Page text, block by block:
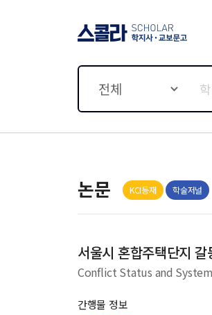
전체
논문 KCI등재 학술저널
서울시 혼합주택단지
Conflict Status and
간행물 정보